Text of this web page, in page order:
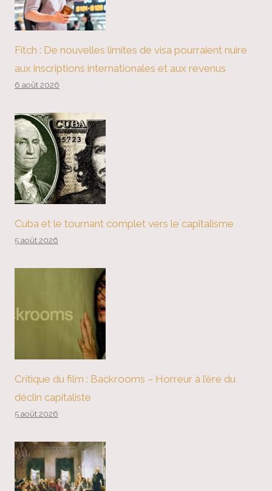
Fitch : De nouvelles limites de visa pourraient nuire
aux inscriptions internationales et aux revenus
6 août 2026
Cuba et le tournant complet vers le capitalisme
5 août 2026
Critique du film : Backrooms – Horreur à l’ère du
déclin capitaliste
5 août 2026